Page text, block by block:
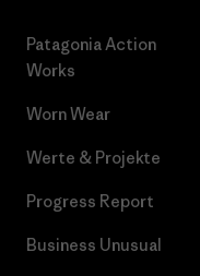
Patagonia Action
Works
Worn Wear
Werte & Projekte
Progress Report
Business Unusual